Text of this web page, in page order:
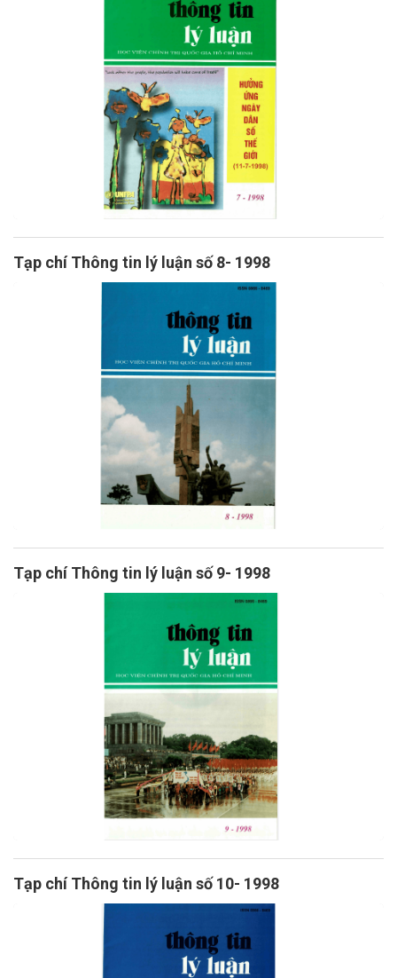
Tạp chí Thông tin lý luận số 8- 1998
Tạp chí Thông tin lý luận số 9- 1998
Tạp chí Thông tin lý luận số 10- 1998